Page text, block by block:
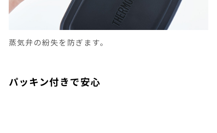
蒸気弁の紛失を防ぎます。
パッキン付きで安心